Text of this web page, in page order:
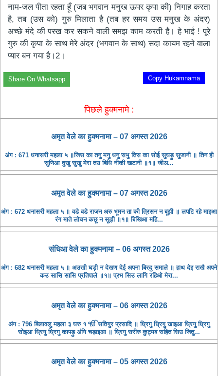
नाम-जल पीता रहता हूँ (जब भगवान मनुख ऊपर कृपा की) निगाह करता
है, तब (उस को) गुरु मिलाता है (तब हर समय उस मनुख के अंदर)
अच्छे मंदे की परख कर सकने वाली समझ काम करती है। हे भाई ! पूरे
गुरु की कृपा के साथ मेरे अंदर (भगवान के साथ) सदा कायम रहने वाला
प्यार बन गया है।2।
Copy Hukamnama
Share On Whatsapp
पिछले हुक्मनामे :
अमृत ​​वेले का हुक्मनामा – 07 अगस्त 2026
अंग : 671 धनासरी महला ५ ॥जिस का तनु मनु धनु सभु तिस का सोई सुघड़ु सुजानी ॥ तिन ही
सुणिआ दुखु सुखु मेरा तउ बिधि नीकी खटानी ॥१॥ जीअ...
अमृत ​​वेले का हुक्मनामा – 07 अगस्त 2026
अंग : 672 धनासरी महला ५ ॥ वडे वडे राजन अरु भूमन ता की त्रिसन न बूझी ॥ लपटि रहे माइआ
रंग माते लोचन कछू न सूझी ॥१॥ बिखिआ महि...
संधिआ ​​वेले का हुक्मनामा – 06 अगस्त 2026
अंग : 682 धनासरी महला ५ ॥ अउखी घड़ी न देखण देई अपना बिरदु समाले ॥ हाथ देइ राखै अपने
कउ सासि सासि प्रतिपाले ॥१॥ प्रभ सिउ लागि रहिओ मेरा...
अमृत ​​वेले का हुक्मनामा – 06 अगस्त 2026
अंग : 796 बिलावलु महला ३ घरु १ ੴ सतिगुर प्रसादि ॥ ध्रिगु ध्रिगु खाइआ ध्रिगु ध्रिगु
सोइआ ध्रिगु ध्रिगु कापड़ु अंगि चड़ाइआ ॥ ध्रिगु सरीरु कुट्मब सहित सिउ जितु...
अमृत ​​वेले का हुक्मनामा – 05 अगस्त 2026